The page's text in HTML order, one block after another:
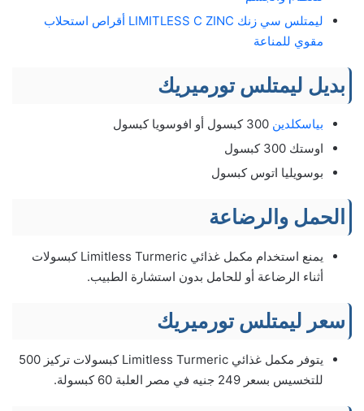
ليمتلس سي زنك LIMITLESS C ZINC أقراص استحلاب
مقوي للمناعة
بديل ليمتلس تورميريك
بياسكلدين 300 كبسول أو افوسويا كبسول
اوستك 300 كبسول
بوسويليا اتوس كبسول
الحمل والرضاعة
يمنع استخدام مكمل غذائي Limitless Turmeric كبسولات
أثناء الرضاعة أو للحامل بدون استشارة الطبيب.
سعر ليمتلس تورميريك
يتوفر مكمل غذائي Limitless Turmeric كبسولات تركيز 500
للتخسيس بسعر 249 جنيه في مصر العلبة 60 كبسولة.